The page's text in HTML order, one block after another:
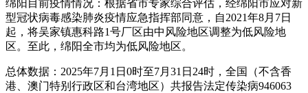
绵阳目前疫情情况：根据省市专家综合评估，经绵阳市应对新
型冠状病毒感染肺炎疫情应急指挥部同意，自2021年8月7日
起，将吴家镇惠科路1号厂区由中风险地区调整为低风险地
区。至此，绵阳全市均为低风险地区。
总体数据：2025年7月1日0时至7月31日24时，全国（不含香
港、澳门特别行政区和台湾地区）共报告法定传染病946063